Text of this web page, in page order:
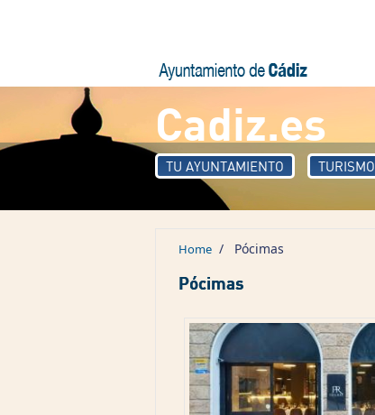
Cadiz.es
TU AYUNTAMIENTO TURISMO
Home / Pócimas
Pócimas